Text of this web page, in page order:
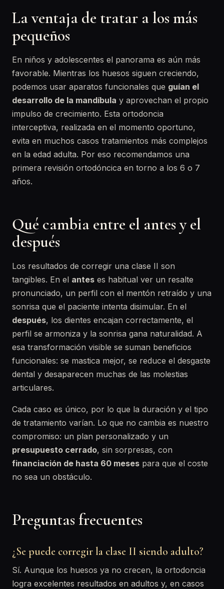
La ventaja de tratar a los más
pequeños
En niños y adolescentes el panorama es aún más
favorable. Mientras los huesos siguen creciendo,
podemos usar aparatos funcionales que guían el
desarrollo de la mandíbula y aprovechan el propio
impulso de crecimiento. Esta ortodoncia
interceptiva, realizada en el momento oportuno,
evita en muchos casos tratamientos más complejos
en la edad adulta. Por eso recomendamos una
primera revisión ortodóncica en torno a los 6 o 7
años.
Qué cambia entre el antes y el
después
Los resultados de corregir una clase II son
tangibles. En el antes es habitual ver un resalte
pronunciado, un perfil con el mentón retraído y una
sonrisa que el paciente intenta disimular. En el
después, los dientes encajan correctamente, el
perfil se armoniza y la sonrisa gana naturalidad. A
esa transformación visible se suman beneficios
funcionales: se mastica mejor, se reduce el desgaste
dental y desaparecen muchas de las molestias
articulares.
Cada caso es único, por lo que la duración y el tipo
de tratamiento varían. Lo que no cambia es nuestro
compromiso: un plan personalizado y un
presupuesto cerrado, sin sorpresas, con
financiación de hasta 60 meses para que el coste
no sea un obstáculo.
Preguntas frecuentes
¿Se puede corregir la clase II siendo adulto?
Sí. Aunque los huesos ya no crecen, la ortodoncia
logra excelentes resultados en adultos y, en casos